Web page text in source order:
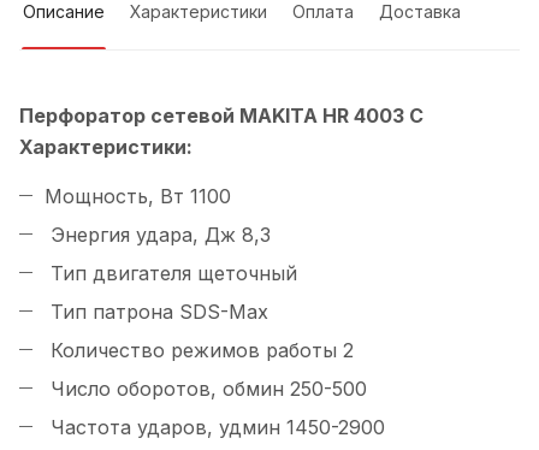
Описание Характеристики Оплата Доставка
Перфоратор сетевой MAKITA HR 4003 C
Характеристики:
Мощность, Вт 1100
Энергия удара, Дж 8,3
Тип двигателя щеточный
Тип патрона SDS-Max
Количество режимов работы 2
Число оборотов, обмин 250-500
Частота ударов, удмин 1450-2900